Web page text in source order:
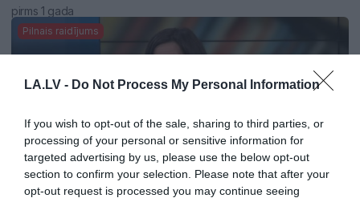
LA.LV - Do Not Process My Personal Information
If you wish to opt-out of the sale, sharing to third parties, or
processing of your personal or sensitive information for
targeted advertising by us, please use the below opt-out
section to confirm your selection. Please note that after your
opt-out request is processed you may continue seeing
pirms 1 gada
Pilnais raidījums